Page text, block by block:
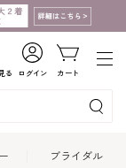
る ログイン カート
ブライダル